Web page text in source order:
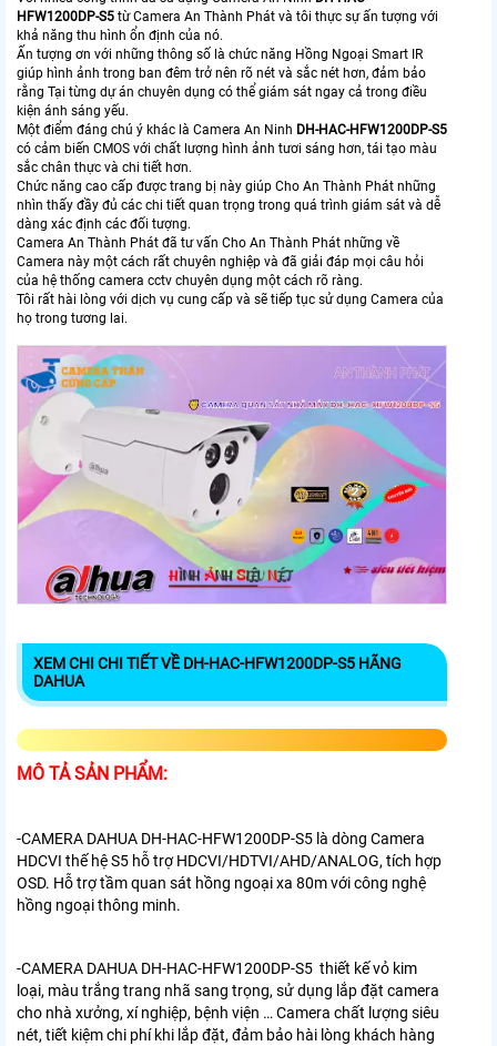
HFW1200DP-S5 từ Camera An Thành Phát và tôi thực sự ấn tượng với
khả năng thu hình ổn định của nó.
Ấn tượng ơn với những thông số là chức năng Hồng Ngoại Smart IR
giúp hình ảnh trong ban đêm trở nên rõ nét và sắc nét hơn, đảm bảo
rằng Tại từng dự án chuyên dụng có thể giám sát ngay cả trong điều
kiện ánh sáng yếu.
Một điểm đáng chú ý khác là Camera An Ninh DH-HAC-HFW1200DP-S5
có cảm biến CMOS với chất lượng hình ảnh tươi sáng hơn, tái tạo màu
sắc chân thực và chi tiết hơn.
Chức năng cao cấp được trang bị này giúp Cho An Thành Phát những
nhìn thấy đầy đủ các chi tiết quan trọng trong quá trình giám sát và dễ
dàng xác định các đối tượng.
Camera An Thành Phát đã tư vấn Cho An Thành Phát những về
Camera này một cách rất chuyên nghiệp và đã giải đáp mọi câu hỏi
của hệ thống camera cctv chuyên dụng một cách rõ ràng.
Tôi rất hài lòng với dịch vụ cung cấp và sẽ tiếp tục sử dụng Camera của
họ trong tương lai.
XEM CHI CHI TIẾT VỀ DH-HAC-HFW1200DP-S5 HÃNG
DAHUA
MÔ TẢ SẢN PHẨM:
-CAMERA DAHUA DH-HAC-HFW1200DP-S5 là dòng Camera
HDCVI thế hệ S5 hỗ trợ HDCVI/HDTVI/AHD/ANALOG, tích hợp
OSD. Hỗ trợ tầm quan sát hồng ngoại xa 80m với công nghệ
hồng ngoại thông minh.
-CAMERA DAHUA DH-HAC-HFW1200DP-S5 thiết kế vỏ kim
loại, màu trắng trang nhã sang trọng, sử dụng lắp đặt camera
cho nhà xưởng, xí nghiệp, bệnh viện … Camera chất lượng siêu
nét, tiết kiệm chi phí khi lắp đặt, đảm bảo hài lòng khách hàng